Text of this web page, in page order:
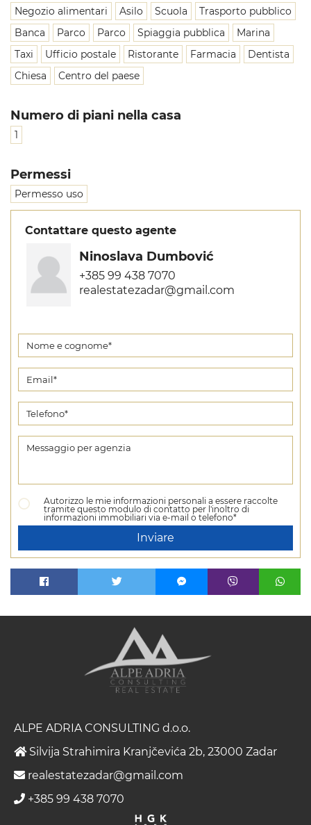
Negozio alimentari Asilo Scuola
Trasporto pubblico
Banca
Parco Parco Spiaggia pubblica
Marina
Taxi
Ufficio postale Ristorante Farmacia
Dentista
Chiesa
Centro del paese
Numero di piani nella casa
1
Permessi
Permesso uso
Contattare questo agente
Ninoslava Dumbović
+385 99 438 7070
realestatezadar@gmail.com
Autorizzo le mie informazioni personali a essere raccolte
tramite questo modulo di contatto per l'inoltro di
informazioni immobiliari via e-mail o telefono*
Inviare
ALPE ADRIA CONSULTING d.o.o.
Silvija Strahimira Kranjčevića 2b, 23000 Zadar
realestatezadar@gmail.com
+385 99 438 7070